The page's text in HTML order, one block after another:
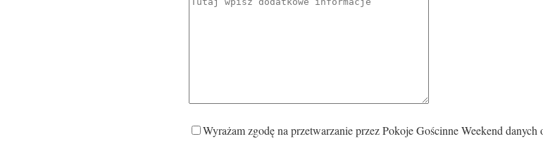
Wyrażam zgodę na przetwarzanie przez Pokoje Gościnne Weekend